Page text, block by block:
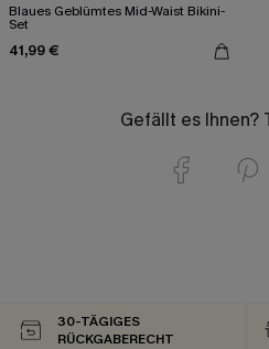
Blaues Geblümtes Mid-Waist Bikini-
Set
41,99 €
Gefällt es Ihnen?
30-TÄGIGES
RÜCKGABERECHT